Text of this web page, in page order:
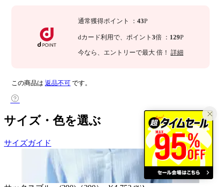
通常獲得ポイント ： 43P
dカード利用で、 ポイント 3倍 ： 129P
今なら 、エントリーで最大 倍！ 詳細
この商品は 返品不可 です。
サイズ・色を選ぶ
サイズガイド